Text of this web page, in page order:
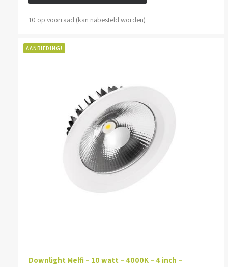
10 op voorraad (kan nabesteld worden)
AANBIEDING!
Downlight Melfi – 10 watt – 4000K – 4 inch –